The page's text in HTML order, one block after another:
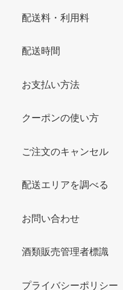
配送料・利用料
配送時間
お支払い方法
クーポンの使い方
ご注文のキャンセル
配送エリアを調べる
お問い合わせ
酒類販売管理者標識
プライバシーポリシー